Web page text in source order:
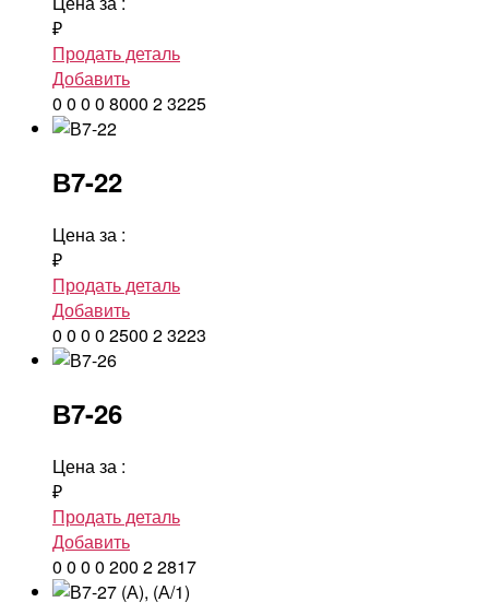
₽
Продать деталь
Добавить
0 0 0 0 8000 23225
В7-22
Цена за :
₽
Продать деталь
Добавить
0 0 0 0 2500 23223
В7-26
Цена за :
₽
Продать деталь
Добавить
0 0 0 0 200 22817